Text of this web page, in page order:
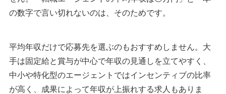
の数字で言い切れないのは、そのためです。
平均年収だけで応募先を選ぶのもおすすめしません。大
手は固定給と賞与が中心で年収の見通しを立てやすく、
中小や特化型のエージェントではインセンティブの比率
が高く、成果によって年収が上振れする求人もありま